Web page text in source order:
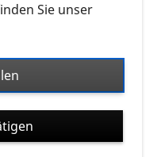
Infomaterial
um ausschließlich
oder Videos zu
werden in
zur
Variante
Sie unser